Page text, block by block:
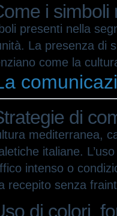
i simboli
presenti nella
La presenza di
come la
di
mediterranea,
italiane.
intenso o
recepito senza
di colori,